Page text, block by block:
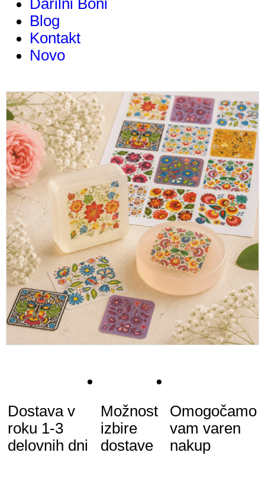
Darilni Boni
Blog
Kontakt
Novo
Dostava v
roku 1-3
delovnih dni
Možnost
izbire
dostave
Omogočamo
vam varen
nakup